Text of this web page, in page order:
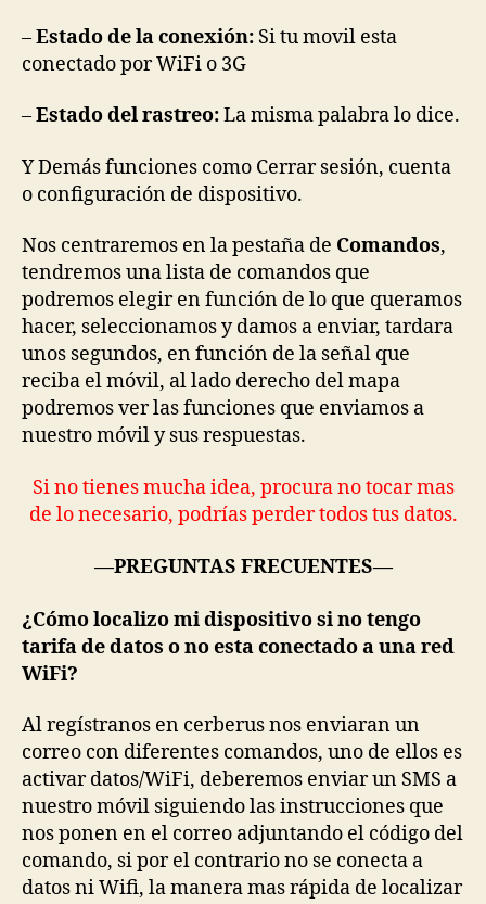
–Estado de la conexión: Si tu movil esta
conectado por WiFi o 3G
–Estado del rastreo:La misma palabra lo dice.
Y Demás funciones como Cerrar sesión, cuenta
o configuración de dispositivo.
Nos centraremos en la pestaña de Comandos,
tendremos una lista de comandos que
podremos elegir en función de lo que queramos
hacer, seleccionamos y damos a enviar, tardara
unos segundos, en función de la señal que
reciba el móvil, al lado derecho del mapa
podremos ver las funciones que enviamos a
nuestro móvil y sus respuestas.
Si no tienes mucha idea, procura no tocar mas
de lo necesario, podrías perder todos tus datos.
—PREGUNTAS FRECUENTES—
¿Cómo localizo mi dispositivo si no tengo
tarifa de datos o no esta conectado a una red
WiFi?
Al regístranos en cerberus nos enviaran un
correo con diferentes comandos, uno de ellos es
activar datos/WiFi, deberemos enviar un SMS a
nuestro móvil siguiendo las instrucciones que
nos ponen en el correo adjuntando el código del
comando, si por el contrario no se conecta a
datos ni Wifi, la manera mas rápida de localizar